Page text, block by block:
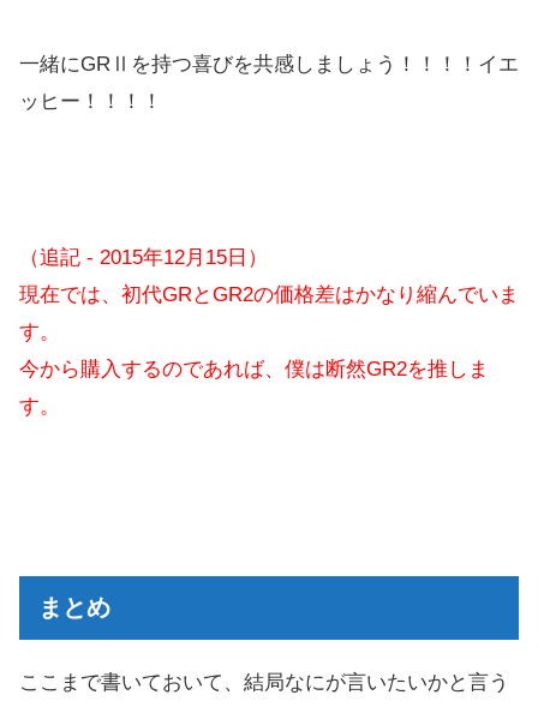
一緒にGRⅡを持つ喜びを共感しましょう！！！！イエ
ッヒー！！！！
（追記 - 2015年12月15日）
現在では、初代GRとGR2の価格差はかなり縮んでいま
す。
今から購入するのであれば、僕は断然GR2を推しま
す。
まとめ
ここまで書いておいて、結局なにが言いたいかと言う